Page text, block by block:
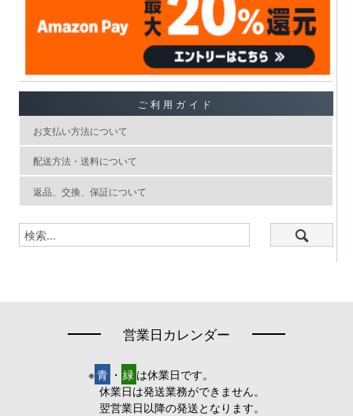
ご利用ガイド
お支払い方法について
配送方法・送料について
返品、交換、保証について
営業日カレンダー
※青 ・ 緑 は休業日です。
休業日は発送業務ができません。
翌営業日以降の発送となります。